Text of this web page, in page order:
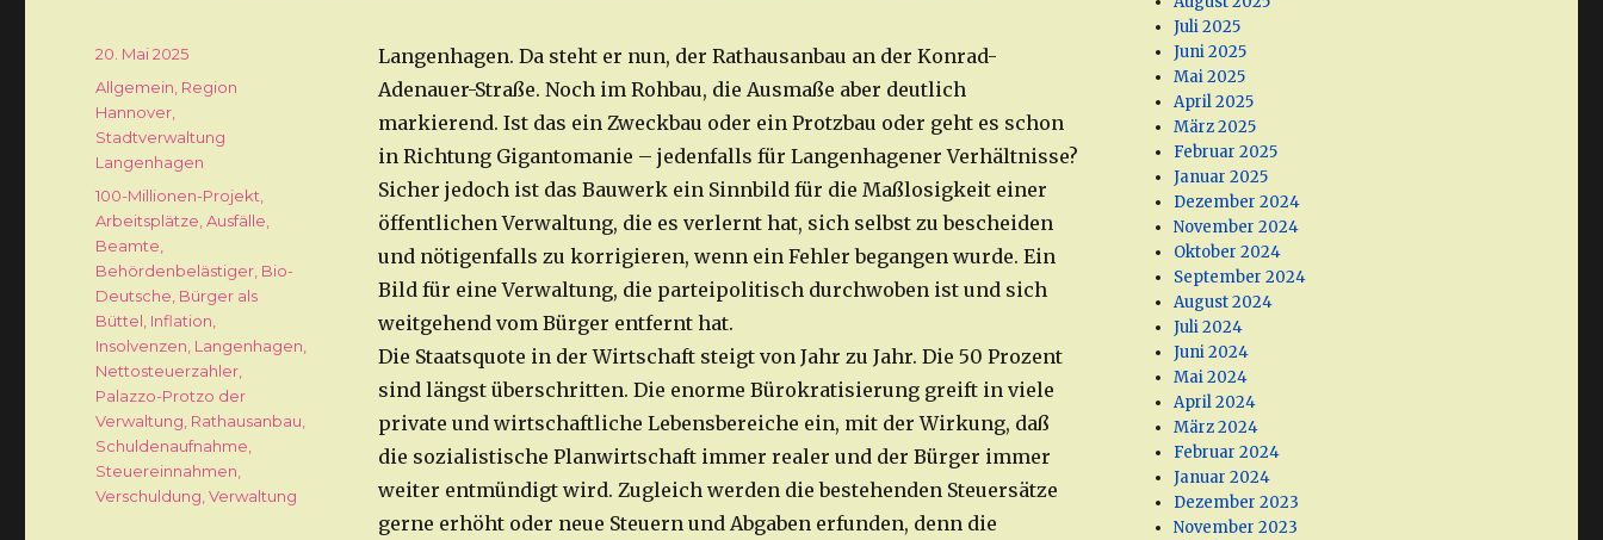
Langenhagen. Da steht er nun, der Rathausanbau an der Konrad-
Adenauer-Straße. Noch im Rohbau, die Ausmaße aber deutlich
markierend. Ist das ein Zweckbau oder ein Protzbau oder geht es schon
in Richtung Gigantomanie – jedenfalls für Langenhagener Verhältnisse?
Sicher jedoch ist das Bauwerk ein Sinnbild für die Maßlosigkeit einer
öffentlichen Verwaltung, die es verlernt hat, sich selbst zu bescheiden
und nötigenfalls zu korrigieren, wenn ein Fehler begangen wurde. Ein
Bild für eine Verwaltung, die parteipolitisch durchwoben ist und sich
weitgehend vom Bürger entfernt hat.
Die Staatsquote in der Wirtschaft steigt von Jahr zu Jahr. Die 50 Prozent
sind längst überschritten. Die enorme Bürokratisierung greift in viele
private und wirtschaftliche Lebensbereiche ein, mit der Wirkung, daß
die sozialistische Planwirtschaft immer realer und der Bürger immer
weiter entmündigt wird. Zugleich werden die bestehenden Steuersätze
gerne erhöht oder neue Steuern und Abgaben erfunden, denn die
Veröffentlicht
am
20. Mai 2025
Kategorien
Allgemein Region
Hannover
Stadtverwaltung
Langenhagen
Schlagwörter
100-Millionen-Projekt
Arbeitsplätze ,Ausfälle
Beamte
Behördenbelästiger Bio-
Deutsche Bürger als
Büttel Inflation
Insolvenzen Langenhagen
Nettosteuerzahler
Palazzo-Protzo der
Verwaltung Rathausanbau
Schuldenaufnahme
Steuereinnahmen
Verschuldung ,Verwaltung
Juli 2025
Juni 2025
Mai 2025
April 2025
März 2025
Februar 2025
Januar 2025
Dezember 2024
November 2024
Oktober 2024
September 2024
August 2024
Juli 2024
Juni 2024
Mai 2024
April 2024
März 2024
Februar 2024
Januar 2024
Dezember 2023
November 2023